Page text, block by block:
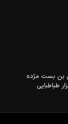
جی نبش بن بست مژده